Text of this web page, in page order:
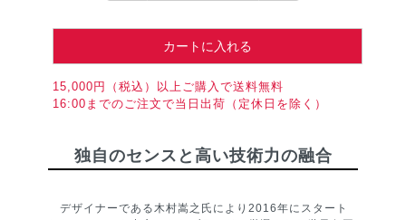
カートに入れる
15,000円（税込）以上ご購入で送料無料
16:00までのご注文で当日出荷（定休日を除く）
独自のセンスと高い技術力の融合
デザイナーである木村嵩之氏により2016年にスタート